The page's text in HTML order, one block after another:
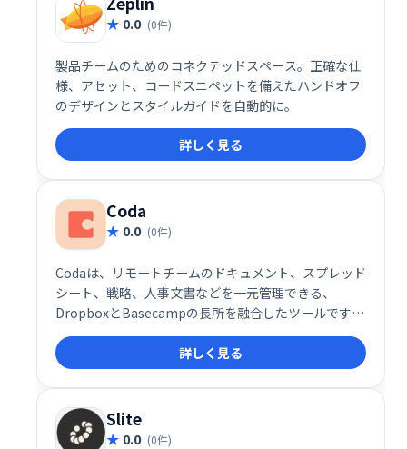
0.0 (0件)
製品チームのためのコネクテッドスペース。正確な仕
様、アセット、コードスニペットを備えたハンドオフ
のデザインとスタイルガイドを自動的に。
詳しく見る
Coda
0.0 (0件)
Codaは、リモートチームのドキュメント、スプレッド
シート、戦略、人事文書などを一元管理できる、
DropboxとBasecampの長所を融合したツールです。
様々なアプリを横断する煩わしさから解放され、アイ
デアの共有やコラボレーションをスムーズに行えま
す。 柔軟なビルディングブロック機能で、ドキュメン
トをチームのニーズに合わせてカスタマイズ可能で
す。
詳しく見る
Slite
0.0 (0件)